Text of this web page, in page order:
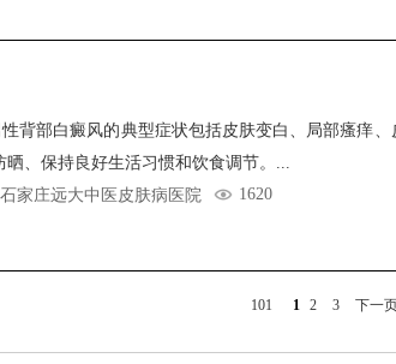
性背部白癜风的典型症状包括皮肤变白、局部瘙痒
、保持良好生活习惯和饮食调节。...
石家庄远大中医皮肤病医院 1620
101 1 2 3 下一